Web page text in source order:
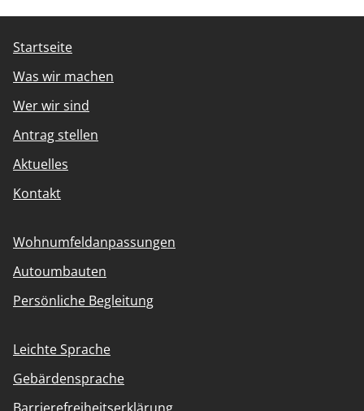
Startseite
Was wir machen
Wer wir sind
Antrag stellen
Aktuelles
Kontakt
Wohnumfeldanpassungen
Autoumbauten
Persönliche Begleitung
Leichte Sprache
Gebärdensprache